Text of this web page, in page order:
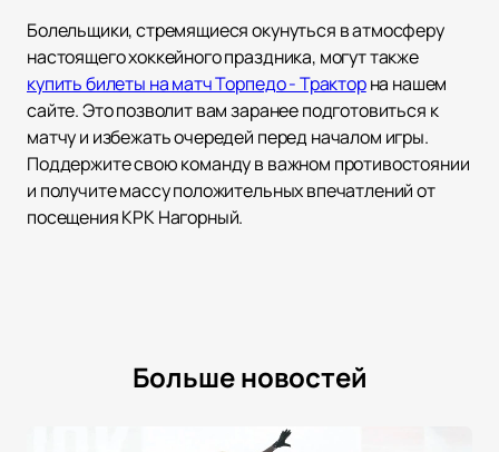
Болельщики, стремящиеся окунуться в атмосферу
настоящего хоккейного праздника, могут также
купить билеты на матч Торпедо - Тракторна нашем
сайте. Это позволит вам заранее подготовиться к
матчу и избежать очередей перед началом игры.
Поддержите свою команду в важном противостоянии
и получите массу положительных впечатлений от
посещения КРК Нагорный.
Больше новостей